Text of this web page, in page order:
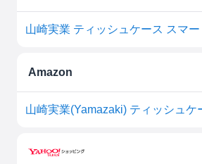
山崎実業 ティッシュケース スマ
Amazon